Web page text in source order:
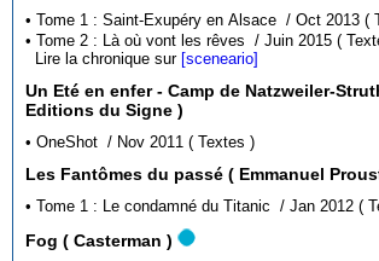
•
• Tome 2 : Là où vont les
Lire la chronique sur [sceneario]
Un Eté en enfer - Camp de Natzweiler-
Editions du Signe )
• OneShot / Nov 2011 ( Textes )
Les Fantômes du passé (
• Tome
Fog ( Casterman )